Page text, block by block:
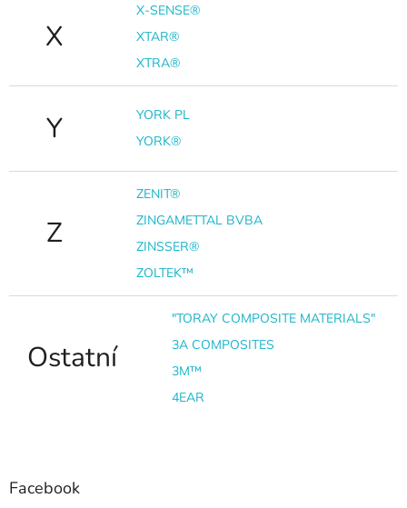
X
X-SENSE®
XTAR®
XTRA®
Y
YORK PL
YORK®
Z
ZENIT®
ZINGAMETTAL BVBA
ZINSSER®
ZOLTEK™
Ostatní
"TORAY COMPOSITE MATERIALS"
3A COMPOSITES
3M™
4EAR
Facebook